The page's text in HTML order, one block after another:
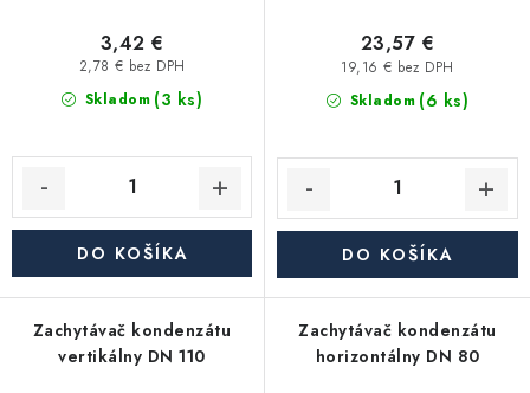
Skladom (3 ks)
2,78 € bez DPH
3,42 €
DO KOŠÍKA
Skladom (6 ks)
19,16 € bez DPH
23,57 €
DO KOŠÍKA
Zachytávač kondenzátu
vertikálny DN 110
Zachytávač kondenzátu
horizontálny DN 80